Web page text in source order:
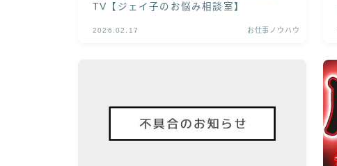
TV【ジェイ子のお悩み相談室】
2026.02.17 お仕事ノウハウ